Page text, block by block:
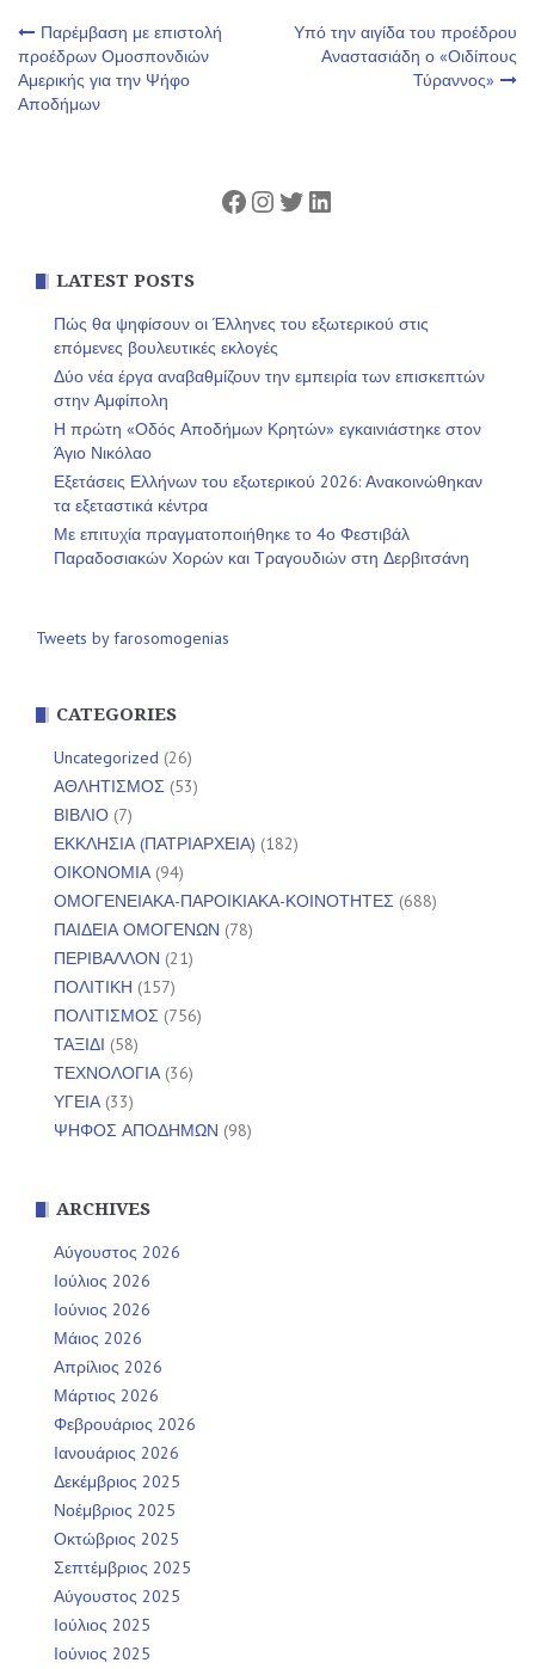
Πλοήγηση
άρθρων
Παρέμβαση με επιστολή
προέδρων Ομοσπονδιών
Αμερικής για την Ψήφο
Αποδήμων
Υπό την αιγίδα του προέδρου
Αναστασιάδη ο «Οιδίπους
Τύραννος»
Facebook
Instagram
Twitter
Linkedin
LATEST POSTS
Πώς θα ψηφίσουν οι Έλληνες του εξωτερικού στις
επόμενες βουλευτικές εκλογές
Δύο νέα έργα αναβαθμίζουν την εμπειρία των επισκεπτών
στην Αμφίπολη
Η πρώτη «Οδός Αποδήμων Κρητών» εγκαινιάστηκε στον
Άγιο Νικόλαο
Εξετάσεις Ελλήνων του εξωτερικού 2026: Ανακοινώθηκαν
τα εξεταστικά κέντρα
Με επιτυχία πραγματοποιήθηκε το 4ο Φεστιβάλ
Παραδοσιακών Χορών και Τραγουδιών στη Δερβιτσάνη
Tweets by farosomogenias
CATEGORIES
Uncategorized (26)
ΑΘΛΗΤΙΣΜΟΣ (53)
ΒΙΒΛΙΟ (7)
ΕΚΚΛΗΣΙΑ (ΠΑΤΡΙΑΡΧΕΙΑ) (182)
ΟΙΚΟΝΟΜΙΑ(94)
ΟΜΟΓΕΝΕΙΑΚΑ-ΠΑΡΟΙΚΙΑΚΑ-ΚΟΙΝΟΤΗΤΕΣ (688)
ΠΑΙΔΕΙΑ ΟΜΟΓΕΝΩΝ (78)
ΠΕΡΙΒΑΛΛΟΝ (21)
ΠΟΛΙΤΙΚΗ (157)
ΠΟΛΙΤΙΣΜΟΣ (756)
ΤΑΞΙΔΙ (58)
ΤΕΧΝΟΛΟΓΙΑ(36)
ΥΓΕΙΑ(33)
ΨΗΦΟΣ ΑΠΟΔΗΜΩΝ (98)
ARCHIVES
Αύγουστος 2026
Ιούλιος 2026
Ιούνιος 2026
Μάιος 2026
Απρίλιος 2026
Μάρτιος 2026
Φεβρουάριος 2026
Ιανουάριος 2026
Δεκέμβριος 2025
Νοέμβριος 2025
Οκτώβριος 2025
Σεπτέμβριος 2025
Αύγουστος 2025
Ιούλιος 2025
Ιούνιος 2025